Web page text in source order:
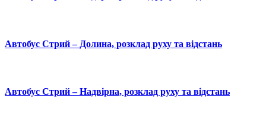
Автобус Стрий – Долина, розклад руху та відстань
Автобус Стрий – Надвірна, розклад руху та відстань